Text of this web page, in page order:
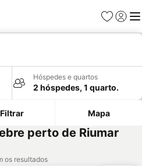
Favoritos
Iniciar
Hóspedes e quartos
2 hóspedes, 1 quarto.
Filtrar Mapa
perto de Riumar
os resultados